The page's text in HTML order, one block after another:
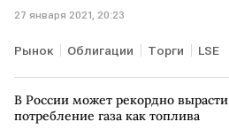
27 января 2021, 20:23
Рынок Облигации Торги LSE
В России может рекордно вырасти
потребление газа как топлива